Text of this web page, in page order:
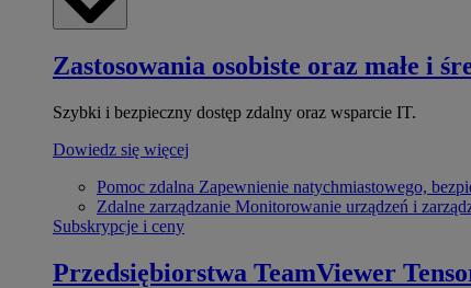
Zastosowania osobiste oraz małe i
Szybki i bezpieczny dostęp zdalny oraz wsparcie IT.
Dowiedz się więcej
Pomoc zdalna Zapewnienie natychmiastowego,
Zdalne zarządzanie Monitorowanie urządzeń i
Subskrypcje i ceny
Przedsiębiorstwa TeamViewer